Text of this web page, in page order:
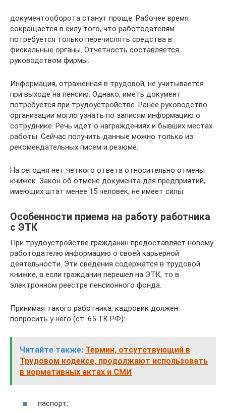
документооборота станут проще. Рабочее время
сокращается в силу того, что работодателям
потребуется только перечислять средства в
фискальные органы. Отчетность составляется
руководством фирмы.
Информация, отраженная в трудовой, не учитывается
при выходе на пенсию. Однако, иметь документ
потребуется при трудоустройстве. Ранее руководство
организации могло узнать по записям информацию о
сотруднике. Речь идет о награждениях и бывших местах
работы. Сейчас получить данные можно только из
рекомендательных писем и резюме.
На сегодня нет четкого ответа относительно отмены
книжек. Закон об отмене документа для предприятий,
имеющих штат менее 15 человек, не имеет силы.
Особенности приема на работу работника
с ЭТК
При трудоустройстве гражданин предоставляет новому
работодателю информацию о своей карьерной
деятельности. Эти сведения содержатся в трудовой
книжке, а если гражданин перешел на ЭТК, то в
электронном реестре пенсионного фонда.
Принимая такого работника, кадровик должен
попросить у него (ст. 65 ТК РФ):
Читайте также: Термин, отсутствующий в
Трудовом кодексе, продолжают использовать
в нормативных актах и СМИ
паспорт;